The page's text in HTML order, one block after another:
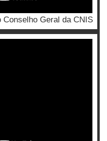
Conselho Geral da CNIS